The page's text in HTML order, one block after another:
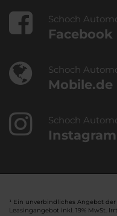
Schoch
Facebook
Schoch
Mobile.de
Schoch
Instagram
¹ Ein unverbindliches Angebot
Leasingangebot inkl. 19% MwSt.